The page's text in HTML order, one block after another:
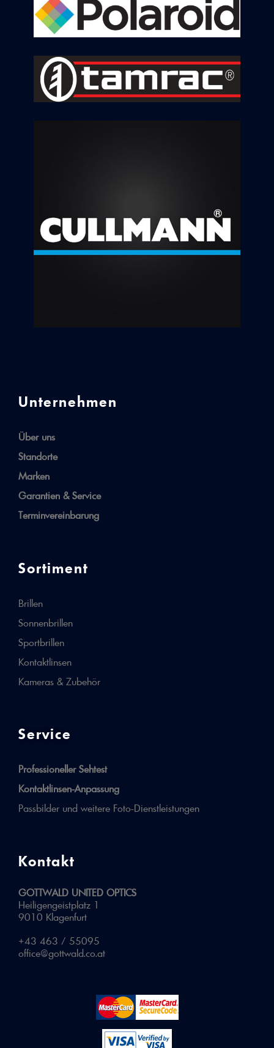
Unternehmen
Über uns
Standorte
Marken
Garantien & Service
Terminvereinbarung
Sortiment
Brillen
Sonnenbrillen
Sportbrillen
Kontaktlinsen
Kameras & Zubehör
Service
Professioneller Sehtest
Kontaktlinsen-Anpassung
Passbilder und weitere Foto-Dienstleistungen
Kontakt
GOTTWALD UNITED OPTICS
Heiligengeistplatz 1
9010 Klagenfurt
+43 463 / 55095
office@gottwald.co.at